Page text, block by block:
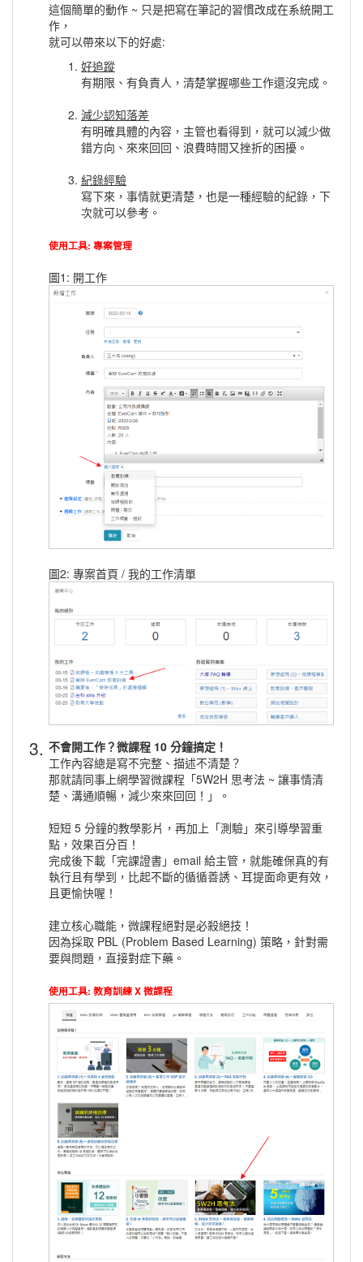
這個簡單的動作 ~ 只是把寫在筆記的習慣改成在系統開工
作，
就可以帶來以下的好處:
好追蹤
有期限、有負責人，清楚掌握哪些工作還沒完成。
減少認知落差
有明確具體的內容，主管也看得到，就可以減少做
錯方向、來來回回、浪費時間又挫折的困擾。
紀錄經驗
寫下來，事情就更清楚，也是一種經驗的紀錄，下
次就可以參考。
使用工具: 專案管理
圖1: 開工作
圖2: 專案首頁 / 我的工作清單
3. 不會開工作？微課程 10 分鐘搞定！
工作內容總是寫不完整、描述不清楚？
那就請同事上網學習微課程「5W2H 思考法 ~ 讓事情清
楚、溝通順暢，減少來來回回！」。
短短 5 分鐘的教學影片，再加上「測驗」來引導學習重
點，效果百分百！
完成後下載「完課證書」email 給主管，就能確保真的有
執行且有學到，比起不斷的循循善誘、耳提面命更有效，
且更愉快喔！
建立核心職能，微課程絕對是必殺絕技！
因為採取 PBL (Problem Based Learning) 策略，針對需
要與問題，直接對症下藥。
使用工具: 教育訓練 X 微課程